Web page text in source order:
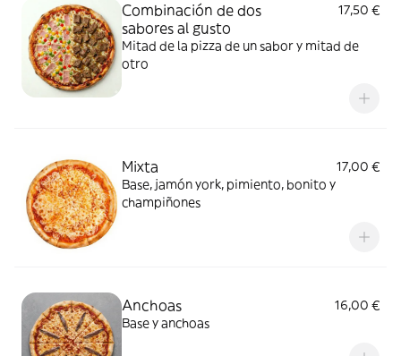
Combinación de dos
sabores al gusto
17,50 €
Mitad de la pizza de un sabor y mitad de
otro
Mixta
17,00 €
Base, jamón york, pimiento, bonito y
champiñones
Anchoas
16,00 €
Base y anchoas